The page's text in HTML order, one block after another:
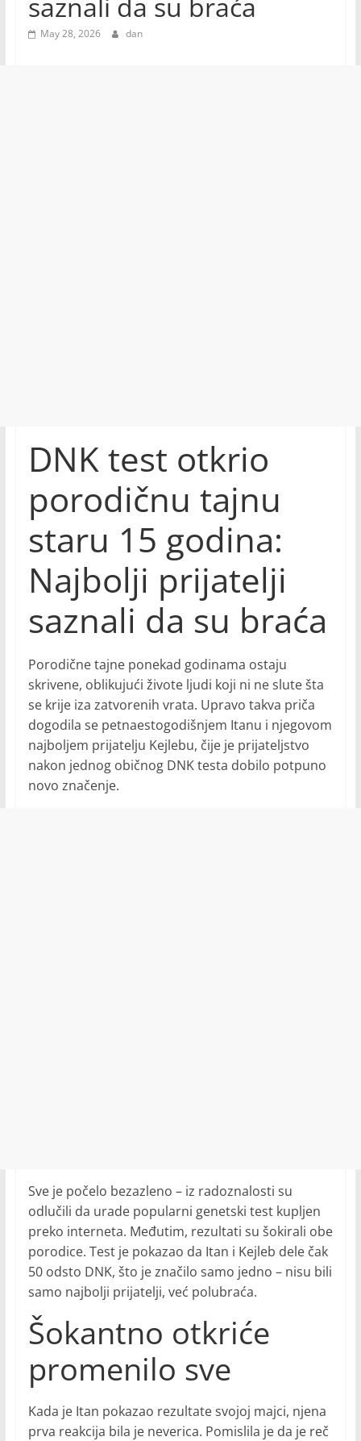
May 28, 2026 dan
DNK test otkrio
porodičnu tajnu
staru 15 godina:
Najbolji prijatelji
saznali da su braća
Porodične tajne ponekad godinama ostaju
skrivene, oblikujući živote ljudi koji ni ne slute šta
se krije iza zatvorenih vrata. Upravo takva priča
dogodila se petnaestogodišnjem Itanu i njegovom
najboljem prijatelju Kejlebu, čije je prijateljstvo
nakon jednog običnog DNK testa dobilo potpuno
novo značenje.
Sve je počelo bezazleno – iz radoznalosti su
odlučili da urade popularni genetski test kupljen
preko interneta. Međutim, rezultati su šokirali obe
porodice. Test je pokazao da Itan i Kejleb dele čak
50 odsto DNK, što je značilo samo jedno – nisu bili
samo najbolji prijatelji, već polubraća.
Šokantno otkriće
promenilo sve
Kada je Itan pokazao rezultate svojoj majci, njena
prva reakcija bila je neverica. Pomislila je da je reč